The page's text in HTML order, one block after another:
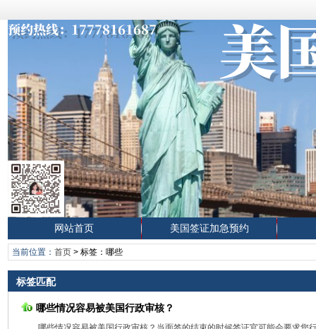
网站首页 美国签证加急预约
当前位置： 首页> 标签：哪些
标签匹配
哪些情况容易被美国行政审核？